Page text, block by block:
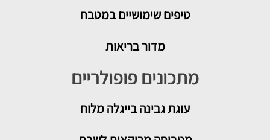
טיפים שימושיים במטבח
מדור בריאות
מתכונים פופולריים
עוגת גבינה בייגלה מלוח